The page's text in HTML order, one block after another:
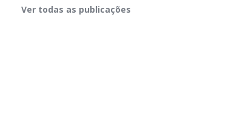
Ver todas as publicações